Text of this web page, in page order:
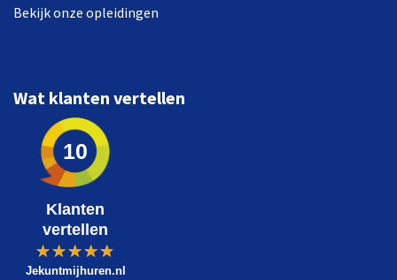
Bekijk onze opleidingen
Wat klanten vertellen
10
Klanten
vertellen
Jekuntmijhuren.nl